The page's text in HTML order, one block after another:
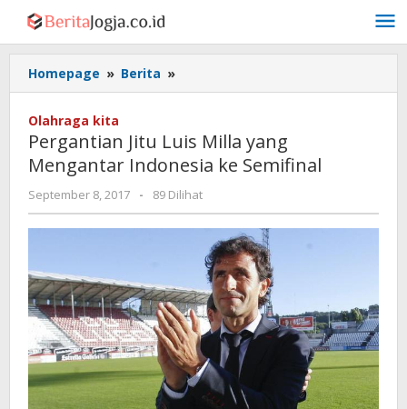
Lewati
konten
Homepage » Berita »
Jitu
yang
Mengantar
Indonesia
Semifinal
Olahraga kita
Pergantian Jitu Luis Milla yang
Mengantar Indonesia ke Semifinal
September 8, 2017
oleh
Admin
- 89 Dilihat